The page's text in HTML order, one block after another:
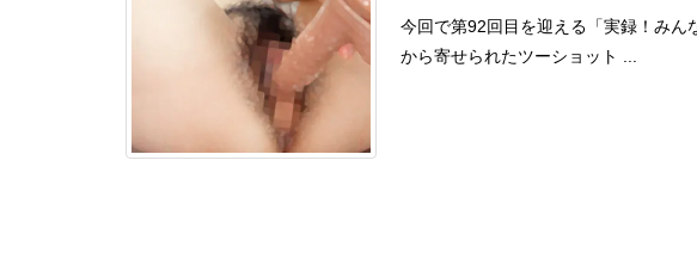
今回で第92回目を迎える「実録！みん
から寄せられたツーショット ...